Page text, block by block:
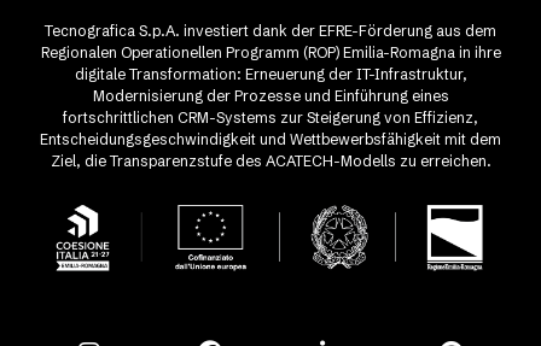
Tecnografica S.p.A. investiert dank der EFRE-Förderung aus dem
Regionalen Operationellen Programm (ROP) Emilia-Romagna in ihre
digitale Transformation: Erneuerung der IT-Infrastruktur,
Modernisierung der Prozesse und Einführung eines
fortschrittlichen CRM-Systems zur Steigerung von Effizienz,
Entscheidungsgeschwindigkeit und Wettbewerbsfähigkeit mit dem
Ziel, die Transparenzstufe des ACATECH-Modells zu erreichen.